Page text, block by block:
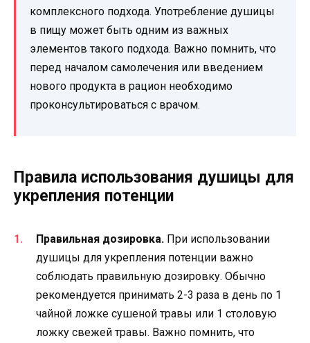
комплексного подхода. Употребление душицы
в пищу может быть одним из важных
элементов такого подхода. Важно помнить, что
перед началом самолечения или введением
нового продукта в рацион необходимо
проконсультироваться с врачом.
Правила использования душицы для
укрепления потенции
Правильная дозировка. При использовании
душицы для укрепления потенции важно
соблюдать правильную дозировку. Обычно
рекомендуется принимать 2-3 раза в день по 1
чайной ложке сушеной травы или 1 столовую
ложку свежей травы. Важно помнить, что